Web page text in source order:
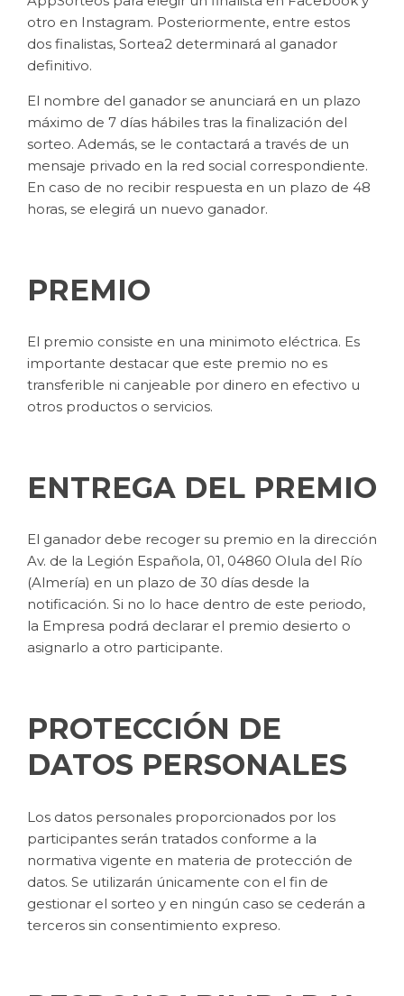
otro en Instagram. Posteriormente, entre estos
dos finalistas, Sortea2 determinará al ganador
definitivo.
El nombre del ganador se anunciará en un plazo
máximo de 7 días hábiles tras la finalización del
sorteo. Además, se le contactará a través de un
mensaje privado en la red social correspondiente.
En caso de no recibir respuesta en un plazo de 48
horas, se elegirá un nuevo ganador.
PREMIO
El premio consiste en una minimoto eléctrica. Es
importante destacar que este premio no es
transferible ni canjeable por dinero en efectivo u
otros productos o servicios.
ENTREGA DEL PREMIO
El ganador debe recoger su premio en la dirección
Av. de la Legión Española, 01, 04860 Olula del Río
(Almería) en un plazo de 30 días desde la
notificación. Si no lo hace dentro de este periodo,
la Empresa podrá declarar el premio desierto o
asignarlo a otro participante.
PROTECCIÓN DE
DATOS PERSONALES
Los datos personales proporcionados por los
participantes serán tratados conforme a la
normativa vigente en materia de protección de
datos. Se utilizarán únicamente con el fin de
gestionar el sorteo y en ningún caso se cederán a
terceros sin consentimiento expreso.